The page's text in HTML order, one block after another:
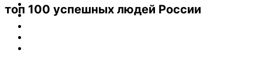
КРАСОТА
МОДА
топ 100 успешных людей России